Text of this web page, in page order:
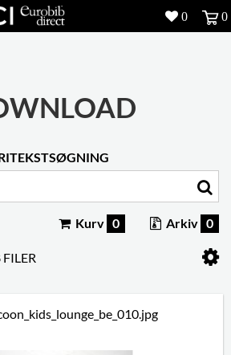
8
Kurv 0 Arkiv 0
FILER
0 0